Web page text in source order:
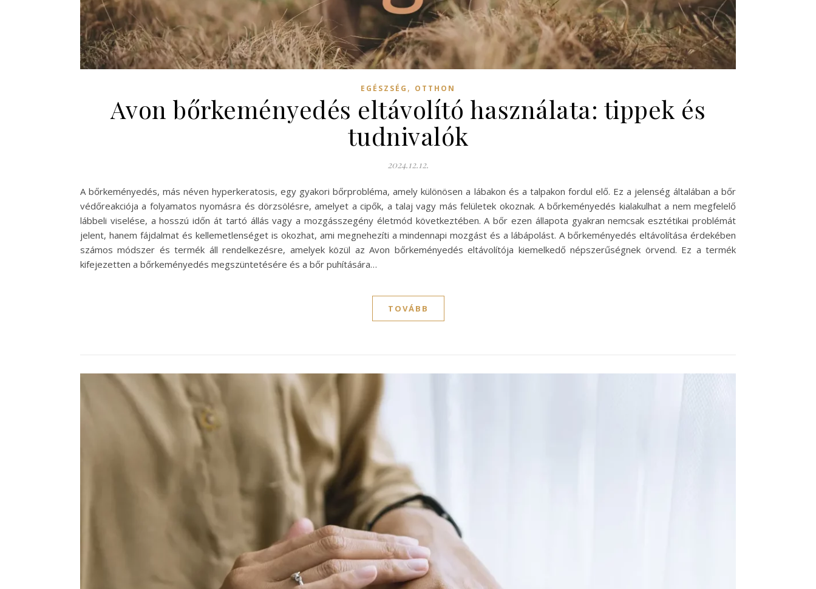
EGÉSZSÉG , OTTHON
Avon bőrkeményedés eltávolító használata: tippek és
tudnivalók
2024.12.12.
A bőrkeményedés, más néven hyperkeratosis, egy gyakori bőrprobléma, amely különösen a lábakon és a talpakon fordul elő. Ez a jelenség általában a bőr
védőreakciója a folyamatos nyomásra és dörzsölésre, amelyet a cipők, a talaj vagy más felületek okoznak. A bőrkeményedés kialakulhat a nem megfelelő
lábbeli viselése, a hosszú időn át tartó állás vagy a mozgásszegény életmód következtében. A bőr ezen állapota gyakran nemcsak esztétikai problémát
jelent, hanem fájdalmat és kellemetlenséget is okozhat, ami megnehezíti a mindennapi mozgást és a lábápolást. A bőrkeményedés eltávolítása érdekében
számos módszer és termék áll rendelkezésre, amelyek közül az Avon bőrkeményedés eltávolítója kiemelkedő népszerűségnek örvend. Ez a termék
kifejezetten a bőrkeményedés megszüntetésére és a bőr puhítására…
TOVÁBB